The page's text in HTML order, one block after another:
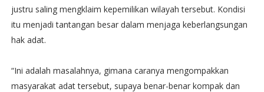
justru saling mengklaim kepemilikan wilayah tersebut. Kondisi
itu menjadi tantangan besar dalam menjaga keberlangsungan
hak adat.
“Ini adalah masalahnya, gimana caranya mengompakkan
masyarakat adat tersebut, supaya benar-benar kompak dan